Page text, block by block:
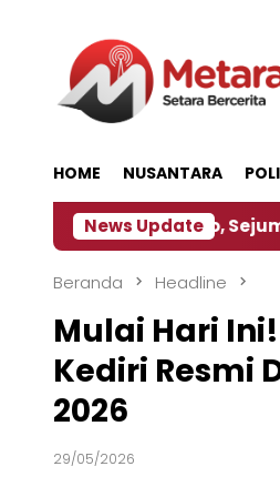
HOME NUSANTARA
News Update
Dampak El Nino, Sejumlah
Beranda Headline
Mulai Hari
Kediri Resmi
2026
29/05/2026